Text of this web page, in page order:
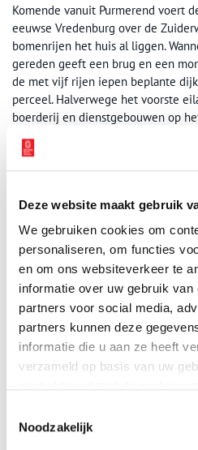
Deze website maakt gebruik
We gebruiken cookies om
personaliseren, om functies
en om ons websiteverkeer te
informatie over uw gebruik
partners voor social media,
partners kunnen deze
informatie die u aan ze heeft
verzameld op basis van uw
Noodzakelijk
Komende vanuit Purmerend voert
eeuwse Vredenburg over de
bomenrijen het huis al liggen.
gereden geeft een brug en een
de met vijf rijen iepen beplante
perceel. Halverwege het voorste
boerderij en dienstgebouwen op
bereiken, maar maakt bezoeker
naar rechts dan komt hij via een
vierkante plein. Het hoofdhuis
benadert het huis dus niet van
De aanleg van Vredenburg is
en geometrische principes
samenvallen in één systeem. Juist
orthogonale inrichting leent zich
buitenplaatsen volgens die
worden gezien als afspiegeling
combinatie van een buitenhuis
productielandschap hoort bij dat